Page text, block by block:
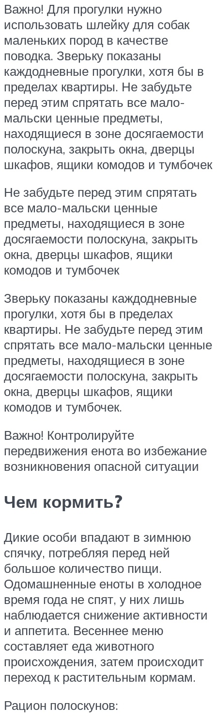
Важно! Для прогулки нужно
использовать шлейку для собак
маленьких пород в качестве
поводка. Зверьку показаны
каждодневные прогулки, хотя бы в
пределах квартиры. Не забудьте
перед этим спрятать все мало-
мальски ценные предметы,
находящиеся в зоне досягаемости
полоскуна, закрыть окна, дверцы
шкафов, ящики комодов и тумбочек
Не забудьте перед этим спрятать
все мало-мальски ценные
предметы, находящиеся в зоне
досягаемости полоскуна, закрыть
окна, дверцы шкафов, ящики
комодов и тумбочек
Зверьку показаны каждодневные
прогулки, хотя бы в пределах
квартиры. Не забудьте перед этим
спрятать все мало-мальски ценные
предметы, находящиеся в зоне
досягаемости полоскуна, закрыть
окна, дверцы шкафов, ящики
комодов и тумбочек.
Важно! Контролируйте
передвижения енота во избежание
возникновения опасной ситуации
Чем кормить?
Дикие особи впадают в зимнюю
спячку, потребляя перед ней
большое количество пищи.
Одомашненные еноты в холодное
время года не спят, у них лишь
наблюдается снижение активности
и аппетита. Весеннее меню
составляет еда животного
происхождения, затем происходит
переход к растительным кормам.
Рацион полоскунов: